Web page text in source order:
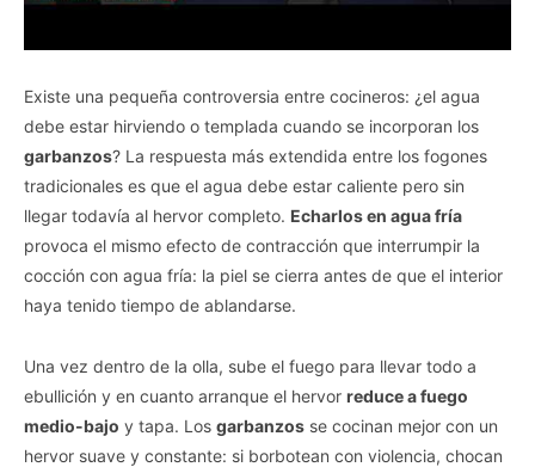
Existe una pequeña controversia entre cocineros: ¿el agua
debe estar hirviendo o templada cuando se incorporan los
garbanzos? La respuesta más extendida entre los fogones
tradicionales es que el agua debe estar caliente pero sin
llegar todavía al hervor completo. Echarlos en agua fría
provoca el mismo efecto de contracción que interrumpir la
cocción con agua fría: la piel se cierra antes de que el interior
haya tenido tiempo de ablandarse.
Una vez dentro de la olla, sube el fuego para llevar todo a
ebullición y en cuanto arranque el hervor reduce a fuego
medio-bajo y tapa. Los garbanzos se cocinan mejor con un
hervor suave y constante: si borbotean con violencia, chocan